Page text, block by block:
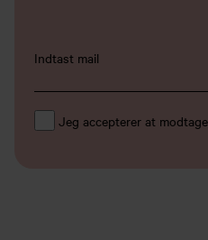
email input
Jeg accepterer at